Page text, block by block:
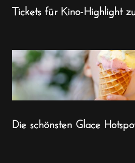
Tickets für Kino-Highlight
Die schönsten Glace